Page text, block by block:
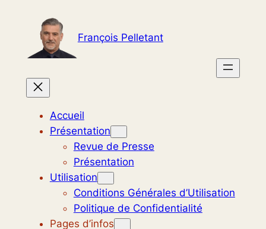
contenu
François Pelletant
Accueil
Présentation
Revue de Presse
Présentation
Utilisation
Conditions Générales d’Utilisation
Politique de Confidentialité
Pages d’infos